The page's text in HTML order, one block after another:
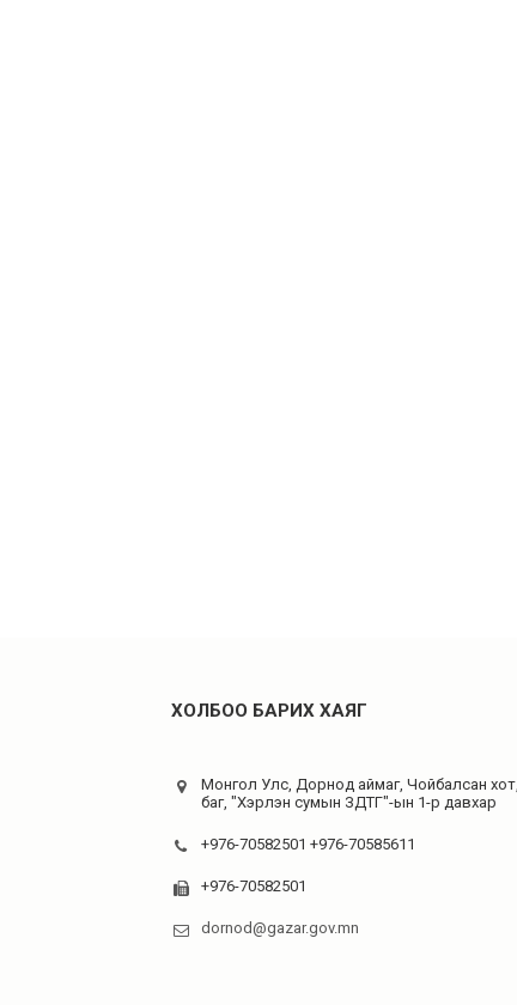
ХОЛБОО БАРИХ ХАЯГ
Монгол Улс, Дорнод аймаг, Чойбалсан
баг, "Хэрлэн сумын ЗДТГ"-ын 1-р давхар
+976-70582501 +976-70585611
+976-70582501
dornod@gazar.gov.mn